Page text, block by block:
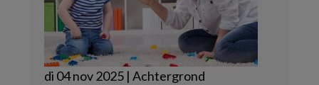
di 04 nov 2025 | Achtergrond